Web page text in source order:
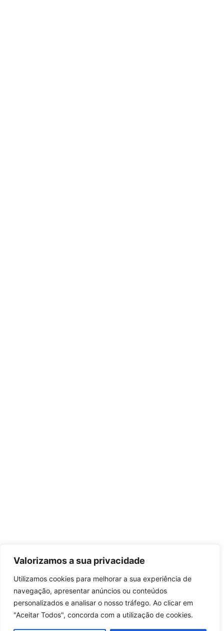
Valorizamos a sua privacidade
Utilizamos cookies para melhorar a sua experiência de
navegação, apresentar anúncios ou conteúdos
personalizados e analisar o nosso tráfego. Ao clicar em
"Aceitar Todos", concorda com a utilização de cookies.